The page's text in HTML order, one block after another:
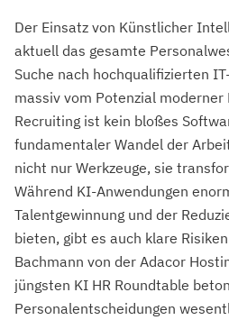
Der Einsatz von Künstlicher
aktuell das gesamte
Suche nach hochqualifizierten
massiv vom Potenzial
Recruiting ist kein bloßes
fundamentaler Wandel der
nicht nur Werkzeuge, sie
Während KI-Anwendungen
Talentgewinnung und der
bieten, gibt es auch klare
Bachmann von der Adacor
jüngsten KI HR Roundtable
Personalentscheidungen